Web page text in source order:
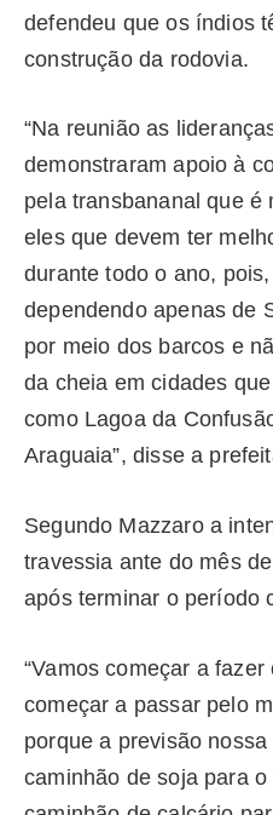
defendeu que os índios
construção da rodovia.
“Na reunião as
demonstraram apoio à
pela transbananal que é
eles que devem ter
durante todo o ano,
dependendo apenas de
por meio dos barcos e
da cheia em cidades
como Lagoa da
Araguaia”, disse a
Segundo Mazzaro a
travessia ante do mês
após terminar o período
“Vamos começar a
começar a passar pelo
porque a previsão
caminhão de soja para